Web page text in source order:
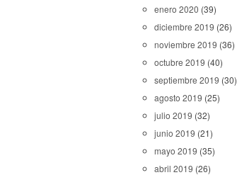
enero 2020 (39)
diciembre 2019 (26)
noviembre 2019 (36)
octubre 2019 (40)
septiembre 2019 (30)
agosto 2019 (25)
julio 2019 (32)
junio 2019 (21)
mayo 2019 (35)
abril 2019 (26)